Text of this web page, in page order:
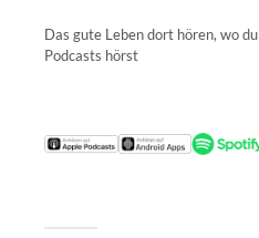
Das gute Leben dort hören, wo du
Podcasts hörst